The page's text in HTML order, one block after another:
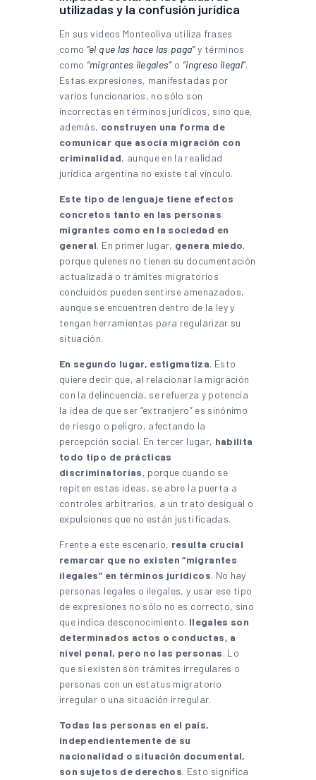
utilizadas y la confusión jurídica
En sus videos Monteoliva utiliza frases
como “el que las hace las paga”y términos
como “migrantes ilegales”o “ingreso ilegal”.
Estas expresiones, manifestadas por
varios funcionarios, no sólo son
incorrectas en términos jurídicos, sino que,
además, construyen una forma de
comunicar que asocia migración con
criminalidad, aunque en la realidad
jurídica argentina no existe tal vínculo.
Este tipo de lenguaje tiene efectos
concretos tanto en las personas
migrantes como en la sociedad en
general. En primer lugar, genera miedo,
porque quienes no tienen su documentación
actualizada o trámites migratorios
concluidos pueden sentirse amenazados,
aunque se encuentren dentro de la ley y
tengan herramientas para regularizar su
situación.
En segundo lugar, estigmatiza. Esto
quiere decir que, al relacionar la migración
con la delincuencia, se refuerza y potencia
la idea de que ser “extranjero” es sinónimo
de riesgo o peligro, afectando la
percepción social. En tercer lugar, habilita
todo tipo de prácticas
discriminatorias, porque cuando se
repiten estas ideas, se abre la puerta a
controles arbitrarios, a un trato desigual o
expulsiones que no están justificadas.
Frente a este escenario, resulta crucial
remarcar que no existen “migrantes
ilegales” en términos jurídicos. No hay
personas legales o ilegales, y usar ese tipo
de expresiones no sólo no es correcto, sino
que indica desconocimiento. Ilegales son
determinados actos o conductas, a
nivel penal, pero no las personas. Lo
que sí existen son trámites irregulares o
personas con un estatus migratorio
irregular o una situación irregular.
Todas las personas en el país,
independientemente de su
nacionalidad o situación documental,
son sujetos de derechos. Esto significa